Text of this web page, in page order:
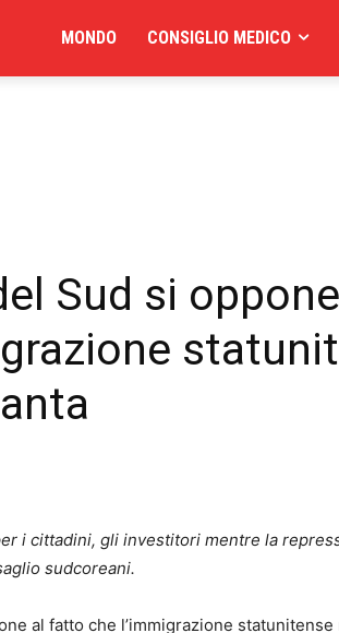
MONDO CONSIGLIO MEDICO
Sud si
i cittadini, gli investitori mentre la
sudcoreani.